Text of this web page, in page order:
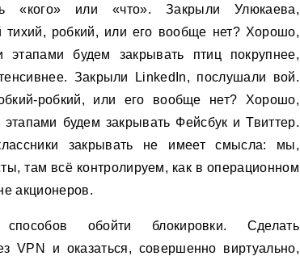
«кого» или «что». Закрыли Улюкаева,
робкий, или его вообще нет? Хорошо,
будем закрывать птиц покрупнее,
Закрыли LinkedIn, послушали вой.
робкий, или его вообще нет? Хорошо,
будем закрывать Фейсбук и Твиттер.
закрывать не имеет смысла: мы,
там всё контролируем, как в операционном
акционеров.
обойти блокировки. Сделать
VPN и оказаться, совершенно виртуально,